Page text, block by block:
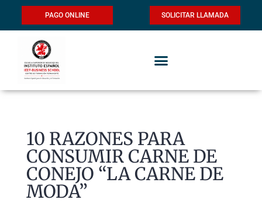
SOLICITAR LLAMADA
PAGO ONLINE
10 RAZONES PARA
CONSUMIR CARNE DE
CONEJO “LA CARNE DE
MODA”